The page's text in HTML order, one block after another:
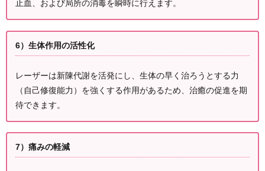
止血、および局所の消毒を瞬時に行えます。
6）生体作用の活性化
レーザーは新陳代謝を活発にし、生体の早く治ろうとする力
（自己修復能力）を強くする作用があるため、治癒の促進を期
待できます。
7）痛みの軽減